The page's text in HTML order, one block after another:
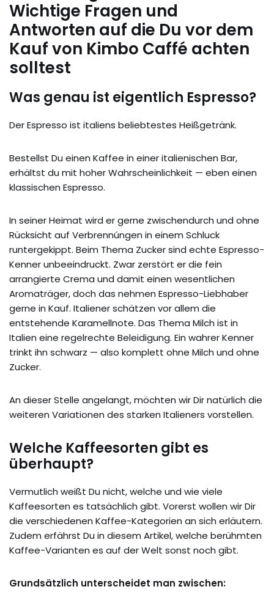
Wichtige Fragen und
Antworten auf die Du vor dem
Kauf von Kimbo Caffé achten
solltest
Was genau ist eigentlich Espresso?
Der Espresso ist italiens beliebtestes Heißgetränk.
Bestellst Du einen Kaffee in einer italienischen Bar,
erhältst du mit hoher Wahrscheinlichkeit — eben einen
klassischen Espresso.
In seiner Heimat wird er gerne zwischendurch und ohne
Rücksicht auf Verbrennúngen in einem Schluck
runtergekippt. Beim Thema Zucker sind echte Espresso-
Kenner unbeeindruckt. Zwar zerstört er die fein
arrangierte Crema und damit einen wesentlichen
Aromaträger, doch das nehmen Espresso-Liebhaber
gerne in Kauf. Italiener schätzen vor allem die
entstehende Karamellnote. Das Thema Milch ist in
Italien eine regelrechte Beleidigung. Ein wahrer Kenner
trinkt ihn schwarz — also komplett ohne Milch und ohne
Zucker.
An dieser Stelle angelangt, möchten wir Dir natürlich die
weiteren Variationen des starken Italieners vorstellen.
Welche Kaffeesorten gibt es
überhaupt?
Vermutlich weißt Du nicht, welche und wie viele
Kaffeesorten es tatsächlich gibt. Vorerst wollen wir Dir
die verschiedenen Kaffee-Kategorien an sich erläutern.
Zudem erfährst Du in diesem Artikel, welche berühmten
Kaffee-Varianten es auf der Welt sonst noch gibt.
Grundsätzlich unterscheidet man zwischen: